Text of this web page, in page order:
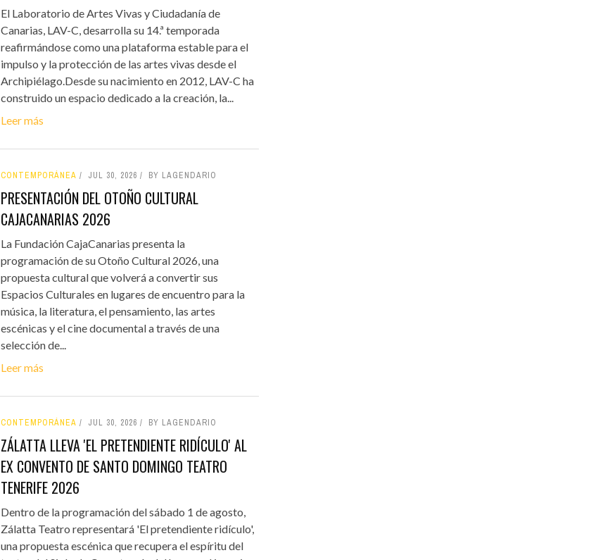
El Laboratorio de Artes Vivas y Ciudadanía de
Canarias, LAV-C, desarrolla su 14.ª temporada
reafirmándose como una plataforma estable para el
impulso y la protección de las artes vivas desde el
Archipiélago.Desde su nacimiento en 2012, LAV-C ha
construido un espacio dedicado a la creación, la...
Leer más
CONTEMPORÁNEA JUL 30, 2026 BY LAGENDARIO
PRESENTACIÓN DEL OTOÑO CULTURAL
CAJACANARIAS 2026
La Fundación CajaCanarias presenta la
programación de su Otoño Cultural 2026, una
propuesta cultural que volverá a convertir sus
Espacios Culturales en lugares de encuentro para la
música, la literatura, el pensamiento, las artes
escénicas y el cine documental a través de una
selección de...
Leer más
CONTEMPORÁNEA JUL 30, 2026 BY LAGENDARIO
ZÁLATTA LLEVA 'EL PRETENDIENTE RIDÍCULO' AL
EX CONVENTO DE SANTO DOMINGO TEATRO
TENERIFE 2026
Dentro de la programación del sábado 1 de agosto,
Zálatta Teatro representará 'El pretendiente ridículo',
una propuesta escénica que recupera el espíritu del